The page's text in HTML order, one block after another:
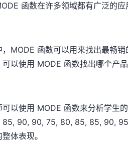
函数在许多领域都有广泛的应
MODE 函数可以用来找出最畅
以使用 MODE 函数找出哪个产
以使用 MODE 函数来分析学生
85, 90, 90, 75, 80, 85, 85, 90,
体表现。